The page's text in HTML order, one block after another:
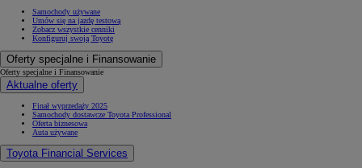
Samochody używane
Umów się na jazdę testową
Zobacz wszystkie cenniki
Konfiguruj swoją Toyotę
Oferty specjalne i Finansowanie
Oferty specjalne i Finansowanie
Aktualne oferty
Finał wyprzedaży 2025
Samochody dostawcze Toyota Professional
Oferta biznesowa
Auta używane
Toyota Financial Services